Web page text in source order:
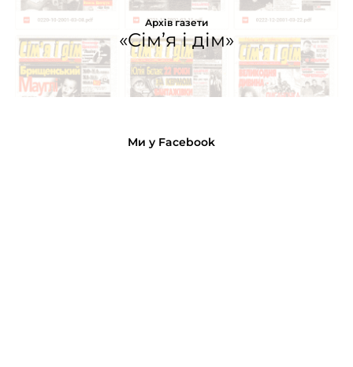
Архів газети
«Сім’я і дім»
Ми у Facebook